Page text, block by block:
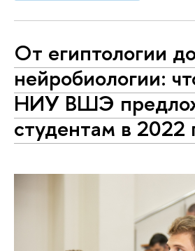
От египтологии
нейробиологии:
НИУ ВШЭ
студентам в 2022